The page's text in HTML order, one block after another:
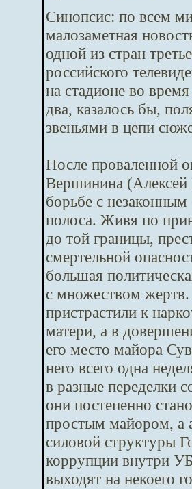
Синопсис: по всем
малозаметная
одной из стран
российского
на стадионе во
два, казалось бы,
звеньями в цепи
После проваленной
Вершинина (Алексей
борьбе с
полоса. Живя по
до той границы,
смертельной
большая
с множеством
пристрастили к
матери, а в
его место майора
него всего одна
в разные переделки
они постепенно
простым майором, а
силовой структуры
коррупции внутри
выходят на некоего